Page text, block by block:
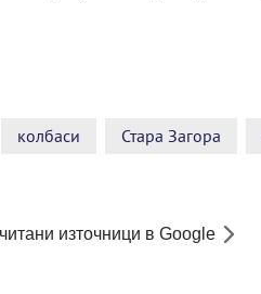
колбаси Стара Загора
източници в Google